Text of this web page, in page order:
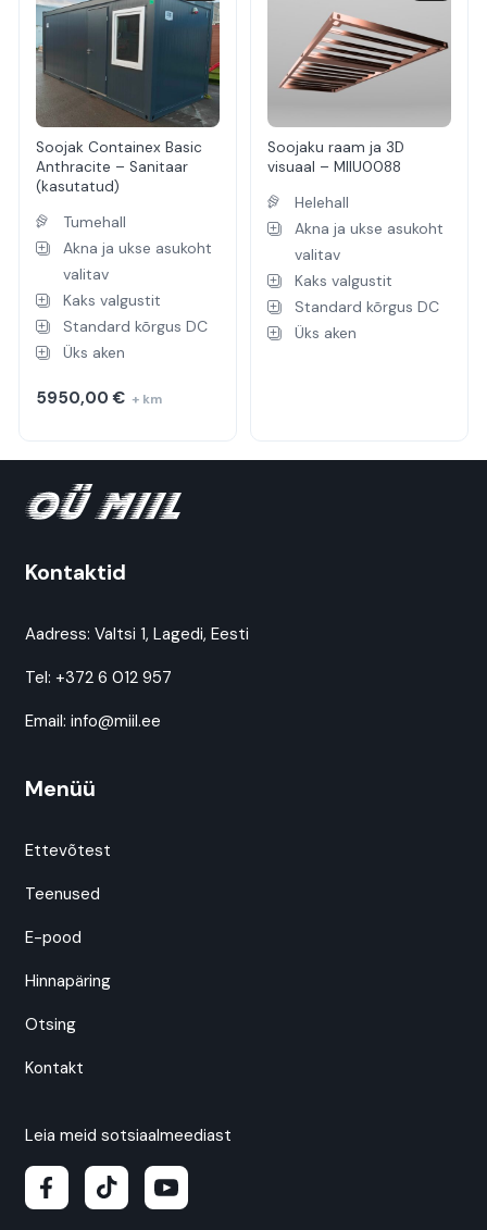
Soojak Containex Basic
Anthracite – Sanitaar
(kasutatud)
Tumehall
Akna ja ukse asukoht
valitav
Kaks valgustit
Standard kõrgus DC
Üks aken
5950,00€ + km
Soojaku raam ja 3D
visuaal – MIIU0088
Helehall
Akna ja ukse asukoht
valitav
Kaks valgustit
Standard kõrgus DC
Üks aken
Kontaktid
Aadress: Valtsi 1, Lagedi, Eesti
Tel: +372 6 012 957
Email: info@miil.ee
Menüü
Ettevõtest
Teenused
E-pood
Hinnapäring
Otsing
Kontakt
Leia meid sotsiaalmeediast